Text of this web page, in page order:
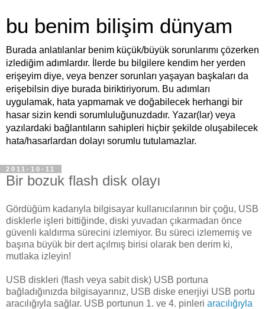
bu benim bilişim dünyam
Burada anlatılanlar benim küçük/büyük sorunlarımı çözerken
izlediğim adımlardır. İlerde bu bilgilere kendim her yerden
erişeyim diye, veya benzer sorunları yaşayan başkaları da
erişebilsin diye burada biriktiriyorum. Bu adımları
uygulamak, hata yapmamak ve doğabilecek herhangi bir
hasar sizin kendi sorumluluğunuzdadır. Yazar(lar) veya
yazılardaki bağlantıların sahipleri hiçbir şekilde oluşabilecek
hata/hasarlardan dolayı sorumlu tutulamazlar.
2011-10-11
Bir bozuk flash disk olayı
Gördüğüm kadarıyla bilgisayar kullanıcılarının bir çoğu, USB
disklerle işleri bittiğinde, diski yuvadan çıkarmadan önce
güvenli kaldırma sürecini izlemiyor. Bu süreci izlememiş ve
başına büyük bir dert açılmış birisi olarak ben derim ki,
mutlaka izleyin!
USB diskleri (flash veya sabit disk) USB portuna
bağladığınızda bilgisayarınız, USB diske enerjiyi USB portu
aracılığıyla sağlar. USB portunun 1. ve 4. pinleri aracılığıyla